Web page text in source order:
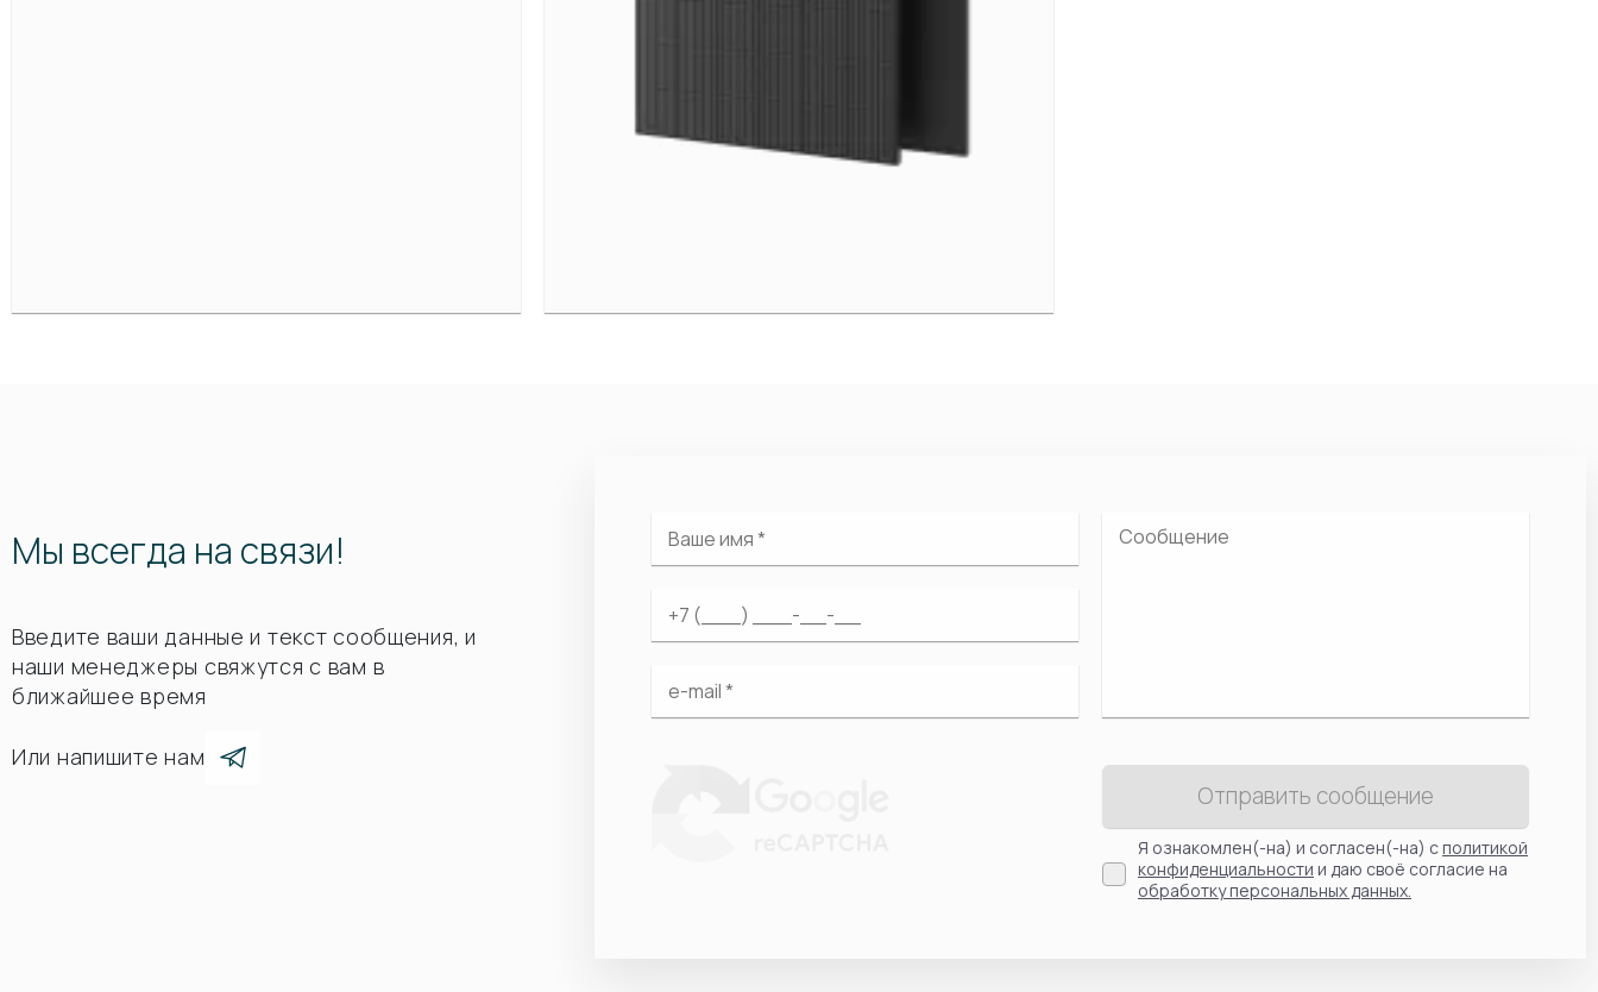
Мы всегда на связи!
Введите ваши данные и текст сообщения, и
наши менеджеры свяжутся с вам в
ближайшее время
Или напишите нам
Отправить сообщение
Я ознакомлен(-на) и согласен(-на) сполитикой
конфиденциальности и даю своё согласие на
обработку персональных данных.